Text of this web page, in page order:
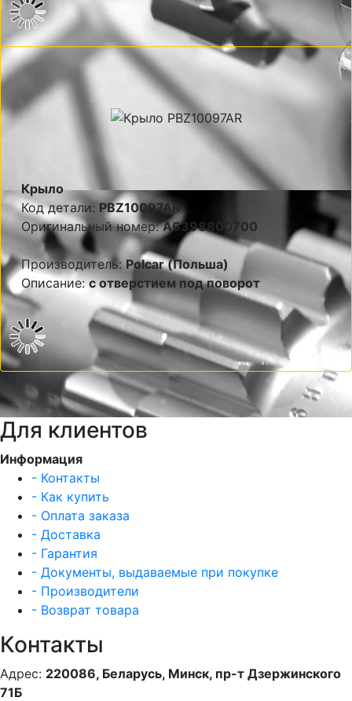
Крыло
Код детали: PBZ10097AR
Оригинальный номер:A6398800700
Производитель:Polcar (Польша)
Описание:с отверстием под поворот
Для клиентов
Информация
- Контакты
- Как купить
- Оплата заказа
- Доставка
- Гарантия
- Документы, выдаваемые при покупке
- Производители
- Возврат товара
Контакты
Адрес: 220086, Беларусь, Минск, пр-т Дзержинского
71Б